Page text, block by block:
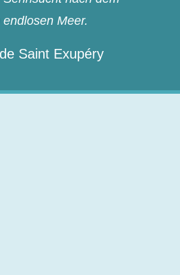
endlosen Meer.
Saint Exupéry